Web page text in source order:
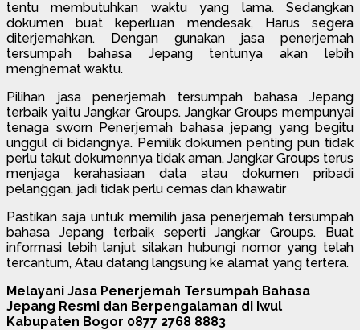
tentu membutuhkan waktu yang lama. Sedangkan
dokumen buat keperluan mendesak, Harus segera
diterjemahkan. Dengan gunakan jasa penerjemah
tersumpah bahasa Jepang tentunya akan lebih
menghemat waktu.
Pilihan jasa penerjemah tersumpah bahasa Jepang
terbaik yaitu Jangkar Groups. Jangkar Groups mempunyai
tenaga sworn Penerjemah bahasa jepang yang begitu
unggul di bidangnya. Pemilik dokumen penting pun tidak
perlu takut dokumennya tidak aman. Jangkar Groups terus
menjaga kerahasiaan data atau dokumen pribadi
pelanggan, jadi tidak perlu cemas dan khawatir
Pastikan saja untuk memilih jasa penerjemah tersumpah
bahasa Jepang terbaik seperti Jangkar Groups. Buat
informasi lebih lanjut silakan hubungi nomor yang telah
tercantum, Atau datang langsung ke alamat yang tertera.
Melayani Jasa Penerjemah Tersumpah Bahasa
Jepang Resmi dan Berpengalaman di Iwul
Kabupaten Bogor 0877 2768 8883